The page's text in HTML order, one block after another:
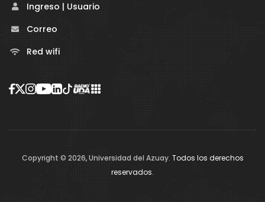
Ingreso | Usuario
Correo
Red wifi
Copyright © 2026,Universidad del Azuay. Todos los derechos
reservados.